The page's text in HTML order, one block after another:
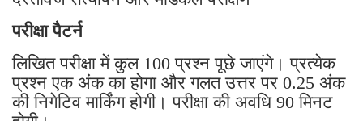
परीक्षा पैटर्न
लिखित परीक्षा में कुल 100 प्रश्न पूछे जाएंगे। प्रत्येक
प्रश्न एक अंक का होगा और गलत उत्तर पर 0.25 अंक
की निगेटिव मार्किंग होगी। परीक्षा की अवधि 90 मिनट
होगी।